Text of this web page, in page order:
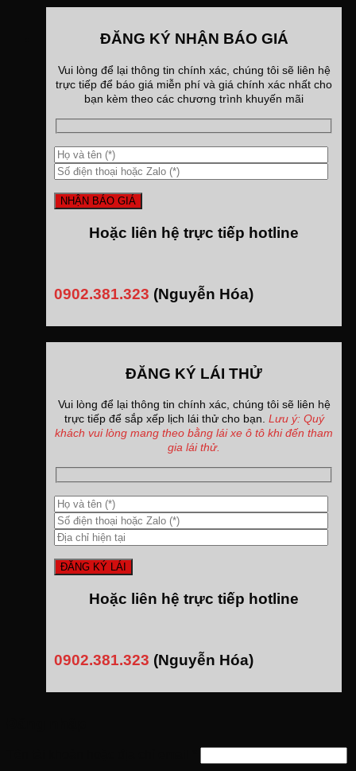
ĐĂNG KÝ NHẬN BÁO GIÁ
Vui lòng để lại thông tin chính xác, chúng tôi sẽ liên hệ
trực tiếp để báo giá miễn phí và giá chính xác nhất cho
bạn kèm theo các chương trình khuyến mãi
Hoặc liên hệ trực tiếp hotline
0902.381.323 (Nguyễn Hóa)
ĐĂNG KÝ LÁI THỬ
Vui lòng để lại thông tin chính xác, chúng tôi sẽ liên hệ
trực tiếp để sắp xếp lịch lái thử cho bạn. Lưu ý: Quý
khách vui lòng mang theo bằng lái xe ô tô khi đến tham
gia lái thử.
Hoặc liên hệ trực tiếp hotline
0902.381.323 (Nguyễn Hóa)